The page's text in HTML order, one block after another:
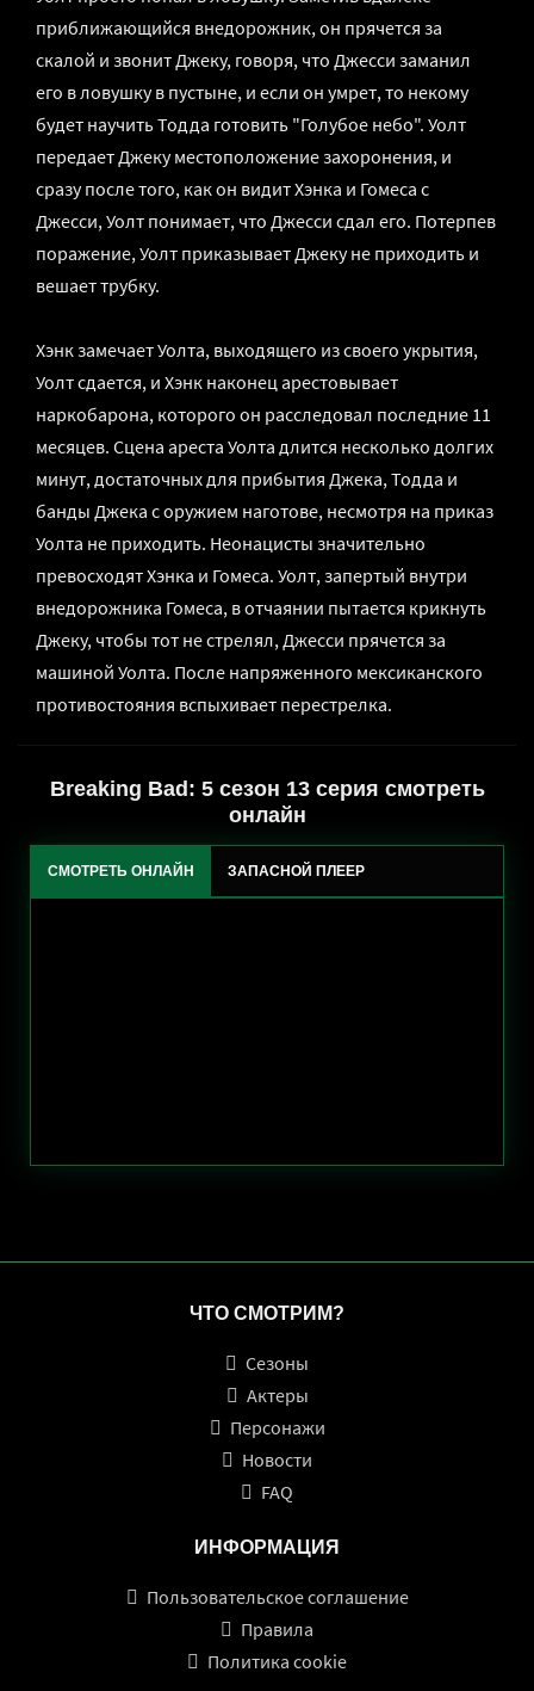
приближающийся внедорожник, он прячется за
скалой и звонит Джеку, говоря, что Джесси заманил
его в ловушку в пустыне, и если он умрет, то некому
будет научить Тодда готовить "Голубое небо". Уолт
передает Джеку местоположение захоронения, и
сразу после того, как он видит Хэнка и Гомеса с
Джесси, Уолт понимает, что Джесси сдал его. Потерпев
поражение, Уолт приказывает Джеку не приходить и
вешает трубку.
Хэнк замечает Уолта, выходящего из своего укрытия,
Уолт сдается, и Хэнк наконец арестовывает
наркобарона, которого он расследовал последние 11
месяцев. Сцена ареста Уолта длится несколько долгих
минут, достаточных для прибытия Джека, Тодда и
банды Джека с оружием наготове, несмотря на приказ
Уолта не приходить. Неонацисты значительно
превосходят Хэнка и Гомеса. Уолт, запертый внутри
внедорожника Гомеса, в отчаянии пытается крикнуть
Джеку, чтобы тот не стрелял, Джесси прячется за
машиной Уолта. После напряженного мексиканского
противостояния вспыхивает перестрелка.
Breaking Bad: 5 сезон 13 серия смотреть
онлайн
СМОТРЕТЬ ОНЛАЙН ЗАПАСНОЙ ПЛЕЕР
ЧТО СМОТРИМ?
Сезоны
Актеры
Персонажи
Новости
FAQ
ИНФОРМАЦИЯ
Пользовательское соглашение
Правила
Политика cookie